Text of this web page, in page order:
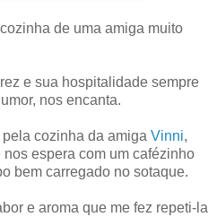
de uma amiga muito
e sua hospitalidade sempre
nos encanta.
cozinha da amiga Vinni,
espera com um cafézinho
bem carregado no sotaque.
e aroma que me fez repeti-la